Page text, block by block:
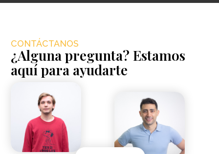
CONTÁCTANOS
¿Alguna pregunta? Estamos
aquí para ayudarte